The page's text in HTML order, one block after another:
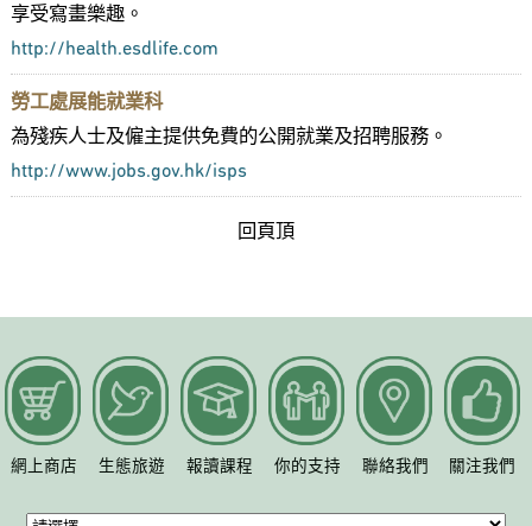
享受寫畫樂趣。
http://health.esdlife.com
勞工處展能就業科
為殘疾人士及僱主提供免費的公開就業及招聘服務。
http://www.jobs.gov.hk/isps
回頁頂
網上商店 生態旅遊 報讀課程 你的支持 聯絡我們 關注我們